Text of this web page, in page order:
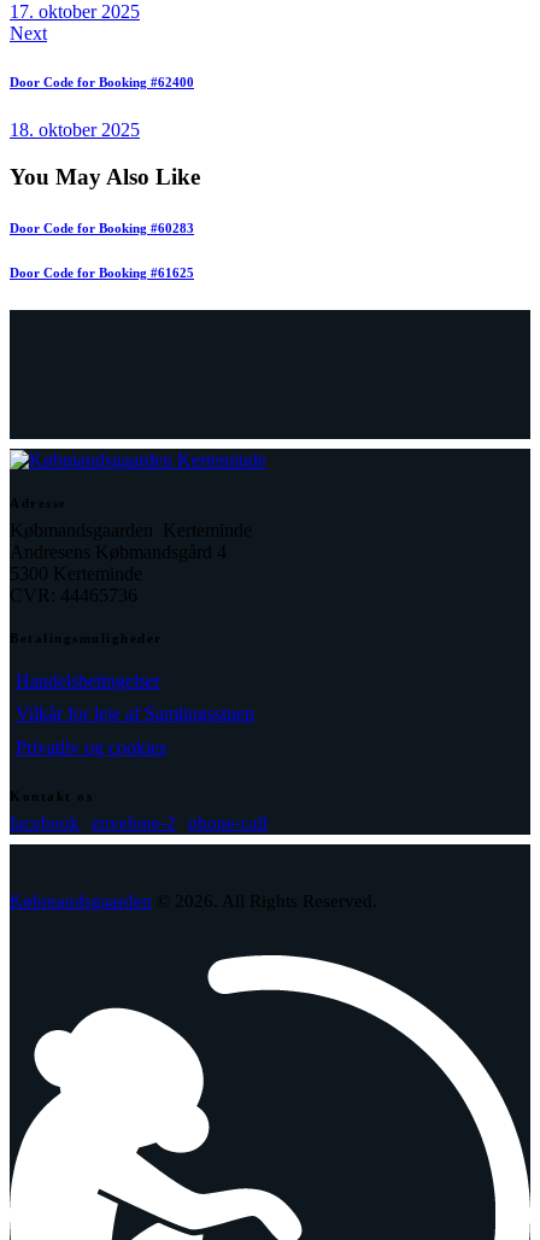
17. oktober 2025
Next
Door Code for Booking #62400
18. oktober 2025
You May Also Like
Door Code for Booking #60283
Door Code for Booking #61625
Adresse
Købmandsgaarden Kerteminde
Andresens Købmandsgård 4
5300 Kerteminde
CVR: 44465736
Betalingsmuligheder
Handelsbetingelser
Vilkår for leje af Samlingsstuen
Privatliv og cookies
Kontakt os
facebook envelope-2 phone-call
Købmandsgaarden © 2026. All Rights Reserved.